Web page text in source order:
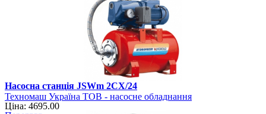
Насосна станція JSWm 2CХ/24
Техномаш Україна ТОВ - насосне обладнання
Ціна: 4695.00